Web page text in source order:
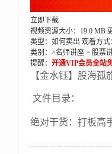
立即下载
视频资源大小：19.0 MB
类型：如何卖出 观看方式
类别：>名师讲座 > 股票
提醒： 开通VIP会员全站
【金水钰】股海
文件目录：
绝对干货：打板高